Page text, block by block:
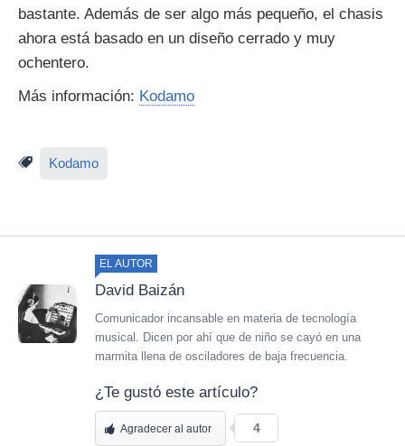
bastante. Además de ser algo más pequeño, el chasis
ahora está basado en un diseño cerrado y muy
ochentero.
Más información: Kodamo
Kodamo
EL AUTOR
David Baizán
Comunicador incansable en materia de tecnología
musical. Dicen por ahí que de niño se cayó en una
marmita llena de osciladores de baja frecuencia.
¿Te gustó este artículo?
Agradecer al autor 4